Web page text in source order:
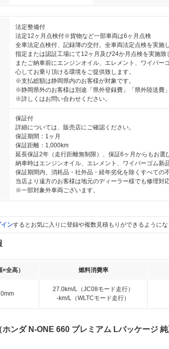
法定整備付
法定12ヶ月点検付※貨物など一部車両は6ヶ月点検
全車法定点検付、記録簿の交付。全車両法定点検を実施
指定または認証工場にて12ヶ月及び24か月点検を実施致
またご納車前にエンジンオイル、エレメント、ワイパー
心してお乗り頂ける環境をご提供致します。
※支払総額は静岡県内のお客様が対象です。
※静岡県外のお客様は別途「県外登録費」「県外陸送費
※詳しくはお問い合わせください。
保証付
詳細については、販売店にご確認ください。
保証期間：1ヶ月
保証距離：1,000km
延長保証2年（走行距離無制限）、保証6ヶ月からもお選
納車時はエンジンオイル、エレメント、ワイパーゴム新
保証期間内、消耗品・社外品・経年劣化を除くすべての
当店より遠方のお客様は地元のディーラー様でも修理対
※一部対象外車両ございます。
ンするとお気に入りに登録や複数見積もりができるようにな
全高） 燃料消費率
27.0km/L（JC08モード走行）
-km/L（WLTCモード走行）
ホンダ N-ONE 660 プレミアム Lパッケージ